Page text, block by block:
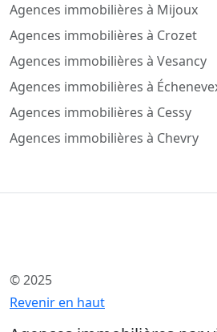
Agences immobilières à Mijoux
Agences immobilières à Crozet
Agences immobilières à Vesancy
Agences immobilières à
Agences immobilières à Cessy
Agences immobilières à Chevry
© 2025
Revenir en haut